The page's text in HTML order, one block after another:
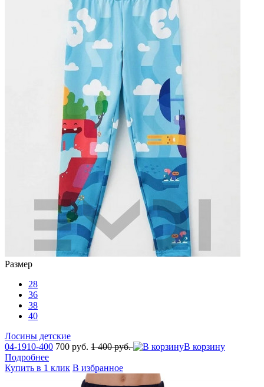
Размер
28
36
38
40
Лосины детские
04-1910-400 700 руб. 1 400 руб.
В корзину
Подробнее
Купить в 1 клик В избранное